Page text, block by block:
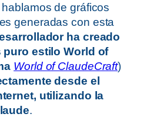
de gráficos
generadas con esta
ha creado
puro estilo World of
World of ClaudeCraft)
desde el
utilizando la
.